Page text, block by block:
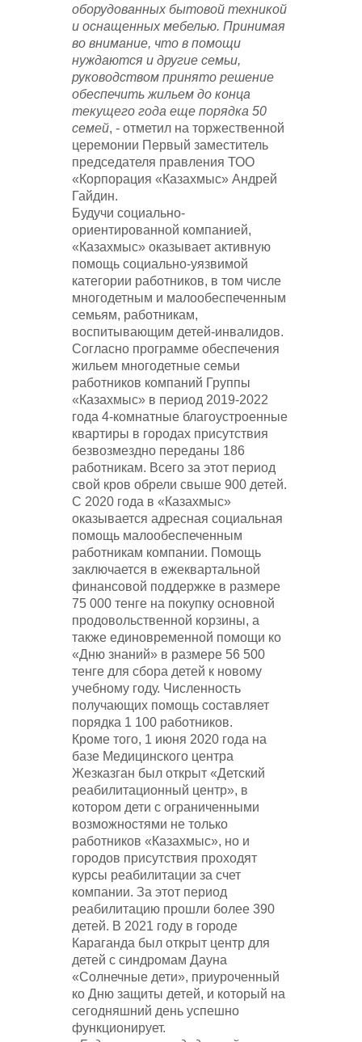
оборудованных бытовой техникой
и оснащенных мебелью. Принимая
во внимание, что в помощи
нуждаются и другие семьи,
руководством принято решение
обеспечить жильем до конца
текущего года еще порядка 50
семей, - отметил на торжественной
церемонии Первый заместитель
председателя правления ТОО
«Корпорация «Казахмыс» Андрей
Гайдин.
Будучи социально-
ориентированной компанией,
«Казахмыс» оказывает активную
помощь социально-уязвимой
категории работников, в том числе
многодетным и малообеспеченным
семьям, работникам,
воспитывающим детей-инвалидов.
Согласно программе обеспечения
жильем многодетные семьи
работников компаний Группы
«Казахмыс» в период 2019-2022
года 4-комнатные благоустроенные
квартиры в городах присутствия
безвозмездно переданы 186
работникам. Всего за этот период
свой кров обрели свыше 900 детей.
С 2020 года в «Казахмыс»
оказывается адресная социальная
помощь малообеспеченным
работникам компании. Помощь
заключается в ежеквартальной
финансовой поддержке в размере
75 000 тенге на покупку основной
продовольственной корзины, а
также единовременной помощи ко
«Дню знаний» в размере 56 500
тенге для сбора детей к новому
учебному году. Численность
получающих помощь составляет
порядка 1 100 работников.
Кроме того, 1 июня 2020 года на
базе Медицинского центра
Жезказган был открыт «Детский
реабилитационный центр», в
котором дети с ограниченными
возможностями не только
работников «Казахмыс», но и
городов присутствия проходят
курсы реабилитации за счет
компании. За этот период
реабилитацию прошли более 390
детей. В 2021 году в городе
Караганда был открыт центр для
детей с синдромам Дауна
«Солнечные дети», приуроченный
ко Дню защиты детей, и который на
сегодняшний день успешно
функционирует.